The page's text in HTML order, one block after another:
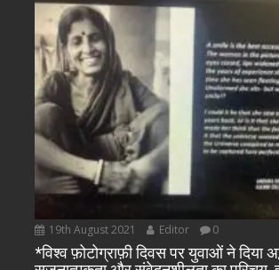
19th August 2021 Editor 0
*विश्व फ़ोटोग्राफ़ी दिवस पर युवाओं ने दिया